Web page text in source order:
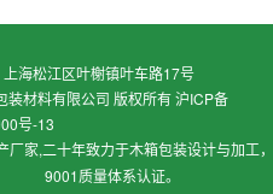
海松江区叶榭镇叶车路17号
材料有限公司 版权所有沪ICP备
号-13
厂家,二十年致力于木箱包装设计与加工
9001质量体系认证。